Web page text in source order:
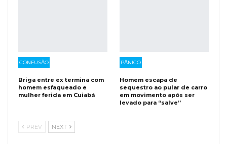
CONFUSÃO
Briga entre ex termina com
homem esfaqueado e
mulher ferida em Cuiabá
PÂNICO
Homem escapa de
sequestro ao pular de carro
em movimento após ser
levado para “salve”
PREV NEXT